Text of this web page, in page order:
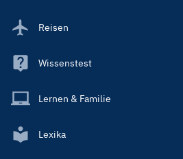
Reisen
Wissenstest
Lernen & Familie
Lexika